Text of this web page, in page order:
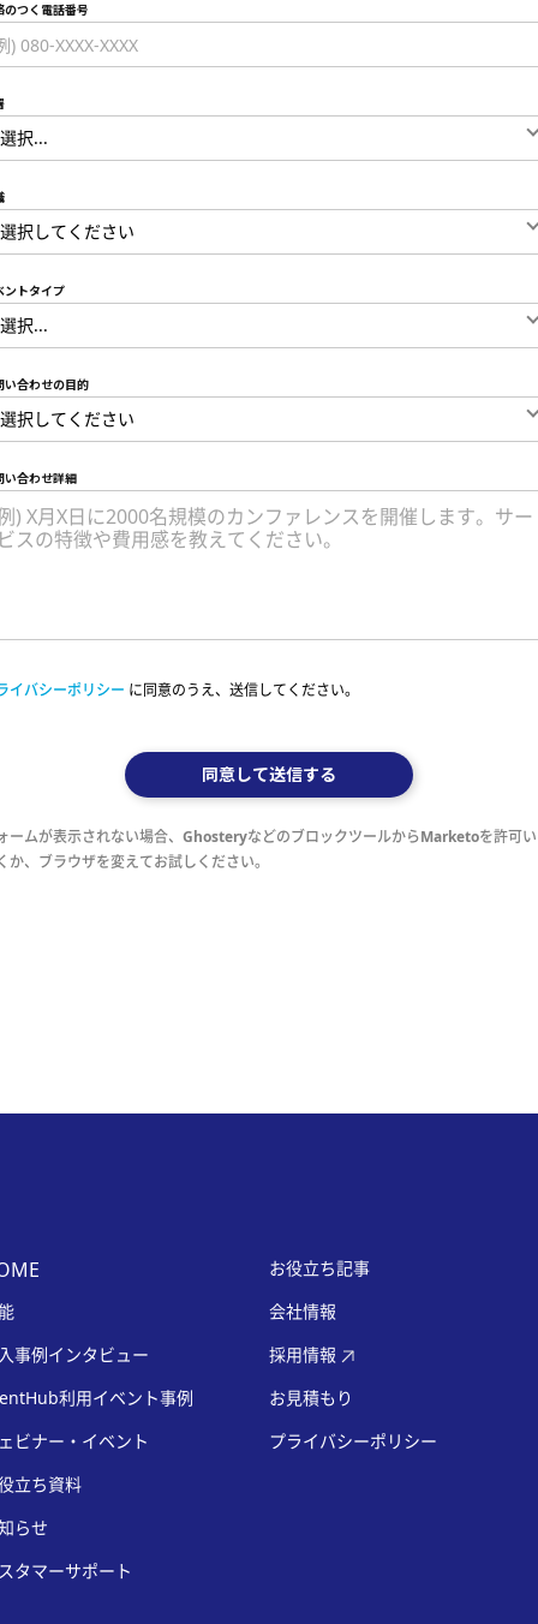
のつく電話番号
ントタイプ
い合わせの目的
い合わせ詳細
イバシーポリシー に同意のうえ、送信してください。
同意して送信する
ームが表示されない場合、GhosteryなどのブロックツールからMarketoを許可
か、ブラウザを変えてお試しください。
事例インタビュー
利用イベント事例
ビナー・イベント
立ち資料
らせ
タマーサポート
お役立ち記事
会社情報
採用情報
お見積もり
プライバシーポリシー